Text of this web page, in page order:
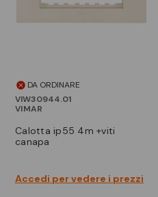
DA ORDINARE
VIW30944.01
VIMAR
calotta ip55 4m +viti
canapa
Accedi per vedere i prezzi